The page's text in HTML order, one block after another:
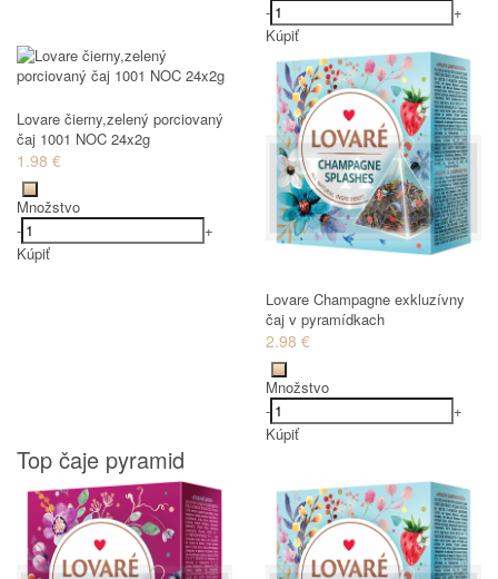
-
+
Kúpiť
Lovare čierny,zelený porciovaný
čaj 1001 NOC 24x2g
1.98 €
Množstvo
-
+
Kúpiť
Lovare Champagne exkluzívny
čaj v pyramídkach
2.98 €
Množstvo
-
+
Kúpiť
Top čaje pyramid